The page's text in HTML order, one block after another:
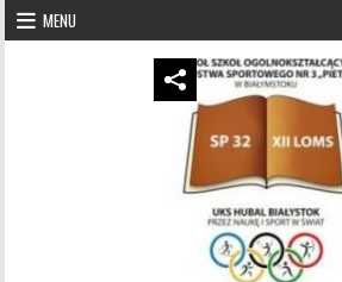
Skip to content
MENU